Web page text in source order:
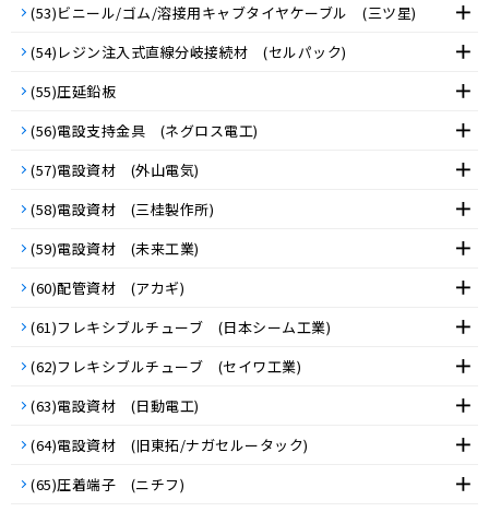
(53)ビニール/ゴム/溶接用キャブタイヤケーブル (三ツ星)
(54)レジン注入式直線分岐接続材 (セルパック)
(55)圧延鉛板
(56)電設支持金具 (ネグロス電工)
(57)電設資材 (外山電気)
(58)電設資材 (三桂製作所)
(59)電設資材 (未来工業)
(60)配管資材 (アカギ)
(61)フレキシブルチューブ (日本シーム工業)
(62)フレキシブルチューブ (セイワ工業)
(63)電設資材 (日動電工)
(64)電設資材 (旧東拓/ナガセルータック)
(65)圧着端子 (ニチフ)